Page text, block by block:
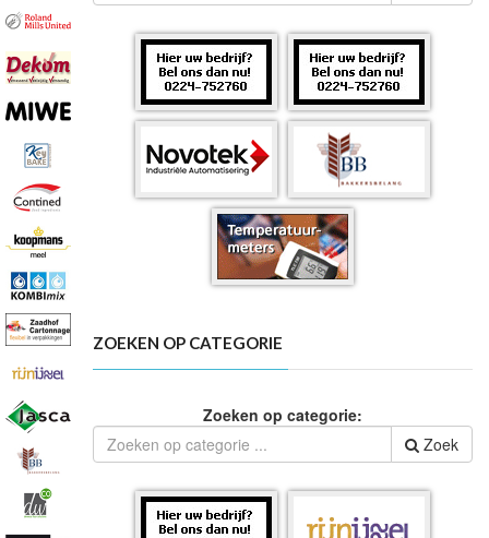
ZOEKEN OP CATEGORIE
Zoeken op categorie:
Zoek